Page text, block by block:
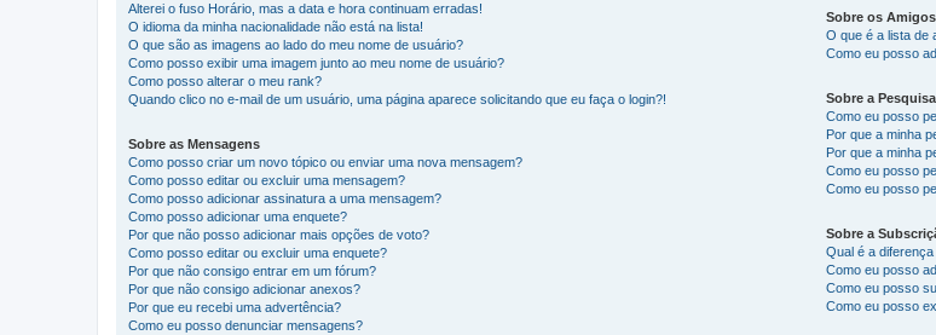
Alterei o fuso Horário, mas a data e hora continuam erradas!
O idioma da minha nacionalidade não está na lista!
O que são as imagens ao lado do meu nome de usuário?
Como posso exibir uma imagem junto ao meu nome de usuário?
Como posso alterar o meu rank?
Quando clico no e-mail de um usuário, uma página aparece solicitando que eu faça o login?!
Sobre as Mensagens
Como posso criar um novo tópico ou enviar uma nova mensagem?
Como posso editar ou excluir uma mensagem?
Como posso adicionar assinatura a uma mensagem?
Como posso adicionar uma enquete?
Por que não posso adicionar mais opções de voto?
Como posso editar ou excluir uma enquete?
Por que não consigo entrar em um fórum?
Por que não consigo adicionar anexos?
Por que eu recebi uma advertência?
Como eu posso denunciar mensagens?
Sobre os
O que é a lista de
Como eu posso
Sobre a Pesquisa
Como eu posso
Por que a minha
Por que a minha
Como eu posso
Como eu posso
Sobre a
Qual é a
Como eu posso
Como eu posso
Como eu posso